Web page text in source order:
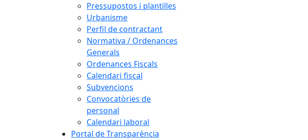
Pressupostos i plantilles
Urbanisme
Perfil de contractant
Normativa / Ordenances
Generals
Ordenances Fiscals
Calendari fiscal
Subvencions
Convocatòries de
personal
Calendari laboral
Portal de Transparència